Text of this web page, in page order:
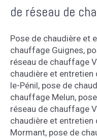
de réseau de
Pose de chaudière et
chauffage Guignes,
réseau de chauffage
chaudière et entretien
le-Pénil, pose de
chauffage Melun,
réseau de chauffage
chaudière et
Mormant, pose de